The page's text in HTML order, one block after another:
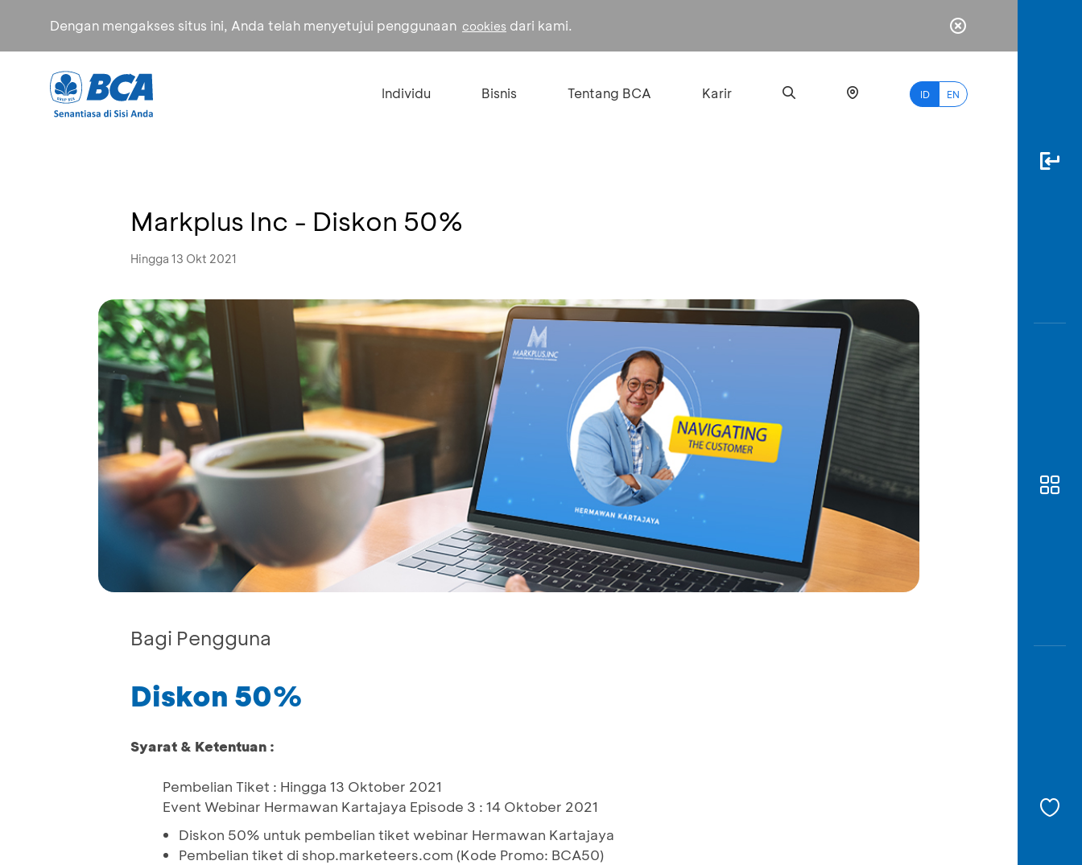
Dengan mengakses situs ini, Anda telah menyetujui penggunaan cookies dari kami.
Individu Bisnis Tentang BCA Karir ID EN
Markplus Inc - Diskon 50%
Hingga 13 Okt 2021
Bagi Pengguna
Diskon 50%
Syarat & Ketentuan :
Pembelian Tiket : Hingga 13 Oktober 2021
Event Webinar Hermawan Kartajaya Episode 3 : 14 Oktober 2021
Diskon 50% untuk pembelian tiket webinar Hermawan Kartajaya
Pembelian tiket di shop.marketeers.com (Kode Promo: BCA50)